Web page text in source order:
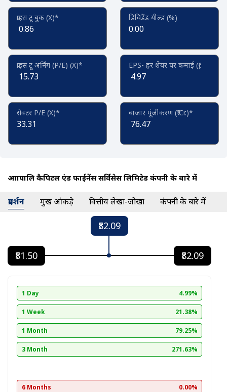
प्राइस टू बुक (X)*
0.86
डिविडेंड यील्ड (%)
0.00
प्राइस टू अर्निंग (P/E) (X)*
15.73
EPS- हर शेयर पर कमाई (₹)
4.97
सेक्टर P/E (X)*
33.31
बाजार पूंजीकरण (₹ Cr.)*
76.47
आम्रापालि कैपिटल एंड फाईनेंस सर्विसेस लिमिटेड कंपनी के बारे में
प्रदर्शन प्रमुख आंकड़े वित्तीय लेखा-जोखा कंपनी के बारे में
₹82.09
₹81.50 ₹82.09
1 Day 4.99%
1 Week 21.38%
1 Month 79.25%
3 Month 271.63%
6 Months 0.00%